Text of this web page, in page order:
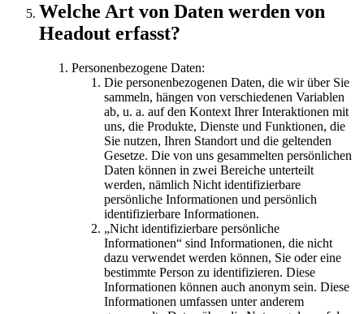
Welche Art von Daten werden von
Headout erfasst?
Personenbezogene Daten:
Die personenbezogenen Daten, die wir über Sie
sammeln, hängen von verschiedenen Variablen
ab, u. a. auf den Kontext Ihrer Interaktionen mit
uns, die Produkte, Dienste und Funktionen, die
Sie nutzen, Ihren Standort und die geltenden
Gesetze. Die von uns gesammelten persönlichen
Daten können in zwei Bereiche unterteilt
werden, nämlich Nicht identifizierbare
persönliche Informationen und persönlich
identifizierbare Informationen.
„Nicht identifizierbare persönliche
Informationen“ sind Informationen, die nicht
dazu verwendet werden können, Sie oder eine
bestimmte Person zu identifizieren. Diese
Informationen können auch anonym sein. Diese
Informationen umfassen unter anderem